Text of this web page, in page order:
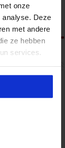
onze
analyse. Deze
met andere
ze hebben
services.